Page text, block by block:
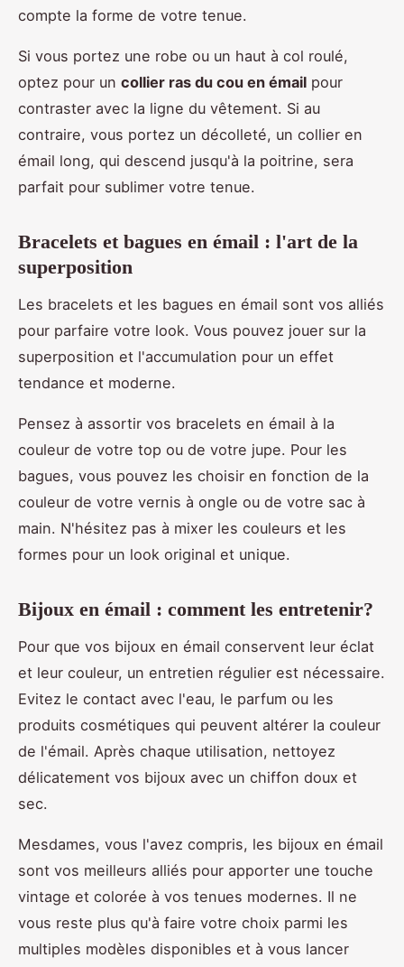
compte la forme de votre tenue.
Si vous portez une robe ou un haut à col roulé,
optez pour un collier ras du cou en émail pour
contraster avec la ligne du vêtement. Si au
contraire, vous portez un décolleté, un collier en
émail long, qui descend jusqu'à la poitrine, sera
parfait pour sublimer votre tenue.
Bracelets et bagues en émail : l'art de la
superposition
Les bracelets et les bagues en émail sont vos alliés
pour parfaire votre look. Vous pouvez jouer sur la
superposition et l'accumulation pour un effet
tendance et moderne.
Pensez à assortir vos bracelets en émail à la
couleur de votre top ou de votre jupe. Pour les
bagues, vous pouvez les choisir en fonction de la
couleur de votre vernis à ongle ou de votre sac à
main. N'hésitez pas à mixer les couleurs et les
formes pour un look original et unique.
Bijoux en émail : comment les entretenir?
Pour que vos bijoux en émail conservent leur éclat
et leur couleur, un entretien régulier est nécessaire.
Evitez le contact avec l'eau, le parfum ou les
produits cosmétiques qui peuvent altérer la couleur
de l'émail. Après chaque utilisation, nettoyez
délicatement vos bijoux avec un chiffon doux et
sec.
Mesdames, vous l'avez compris, les bijoux en émail
sont vos meilleurs alliés pour apporter une touche
vintage et colorée à vos tenues modernes. Il ne
vous reste plus qu'à faire votre choix parmi les
multiples modèles disponibles et à vous lancer